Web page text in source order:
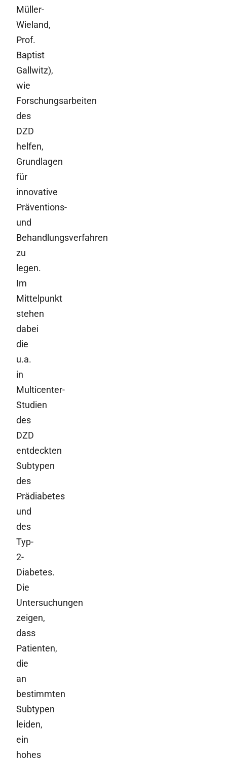
Müller-
Wieland,
Prof.
Baptist
Gallwitz),
wie
Forschungsarbeiten
des
DZD
helfen,
Grundlagen
für
innovative
Präventions-
und
Behandlungsverfahren
zu
legen.
Im
Mittelpunkt
stehen
dabei
die
u.a.
in
Multicenter-
Studien
des
DZD
entdeckten
Subtypen
des
Prädiabetes
und
des
Typ-
2-
Diabetes.
Die
Untersuchungen
zeigen,
dass
Patienten,
die
an
bestimmten
Subtypen
leiden,
ein
hohes